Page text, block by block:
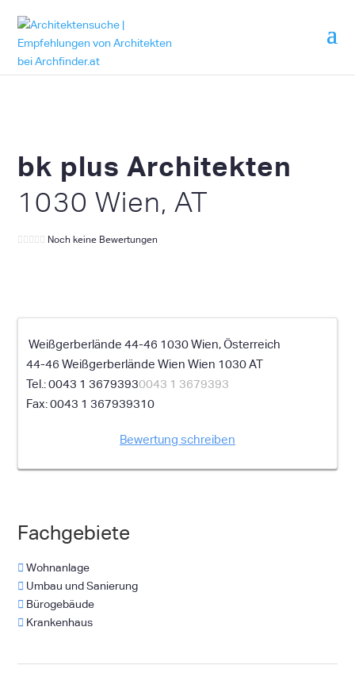
bk plus Architekten
1030 Wien, AT
Noch keine Bewertungen
Weißgerberlände 44-46 1030 Wien, Österreich
44-46 Weißgerberlände Wien Wien 1030 AT
0043 1 36793930043 1 3679393
0043 1 367939310
Bewertung schreiben
Fachgebiete
Wohnanlage
Umbau und Sanierung
Bürogebäude
Krankenhaus